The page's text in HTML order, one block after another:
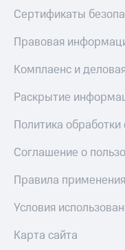
с
на карту
МТС Pay
Оплата
по QR-
коду
магазин
Смартфоны
Наушники
и
Сертификаты
Правовая
Комплаенс и
Раскрытие
Политика обработки
Соглашение о
Правила
Условия
Карта сайта